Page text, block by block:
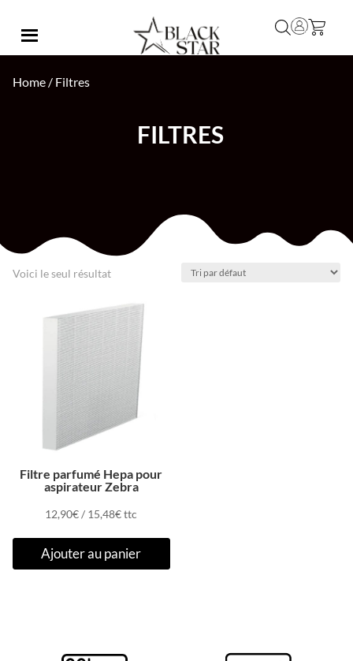
Home / Filtres
FILTRES
Voici le seul résultat
Filtre parfumé Hepa pour
aspirateur Zebra
12,90€/ 15,48€ttc
Ajouter au panier